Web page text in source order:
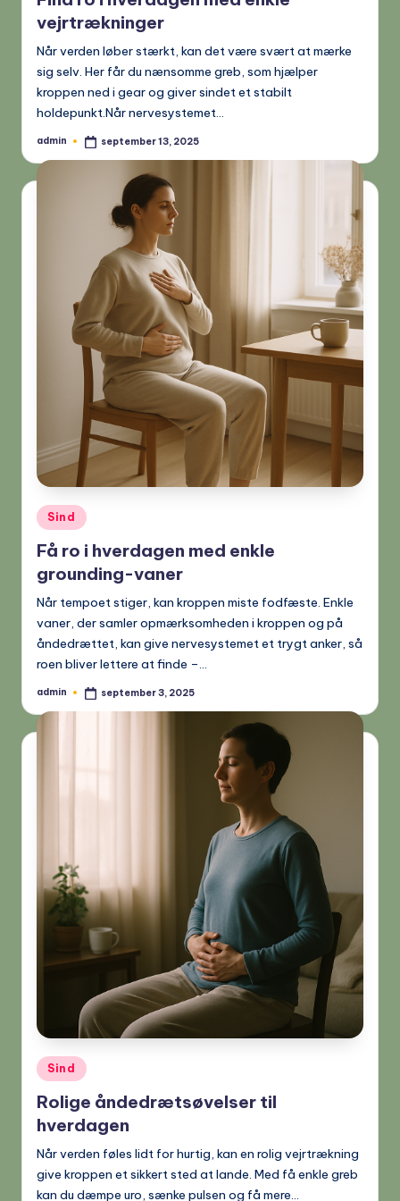
vejrtrækninger
Når verden løber stærkt, kan det være svært at mærke
sig selv. Her får du nænsomme greb, som hjælper
kroppen ned i gear og giver sindet et stabilt
holdepunkt.Når nervesystemet…
Posted
admin september 13, 2025
Posted
in
Sind
Få ro i hverdagen med enkle
grounding-vaner
Når tempoet stiger, kan kroppen miste fodfæste. Enkle
vaner, der samler opmærksomheden i kroppen og på
åndedrættet, kan give nervesystemet et trygt anker, så
roen bliver lettere at finde –…
Posted
admin september 3, 2025
Posted
in
Sind
Rolige åndedrætsøvelser til
hverdagen
Når verden føles lidt for hurtig, kan en rolig vejrtrækning
give kroppen et sikkert sted at lande. Med få enkle greb
kan du dæmpe uro, sænke pulsen og få mere…